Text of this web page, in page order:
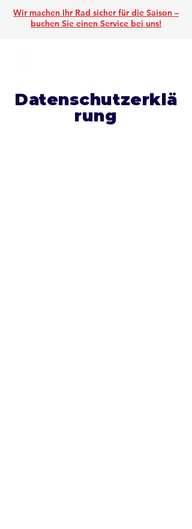
Wir machen Ihr Rad sicher für die Saison –
buchen Sie einen Service bei uns!
Datenschutzerklä
rung